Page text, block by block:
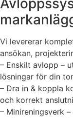
Vi levererar
ansökan,
– Enskilt avlopp –
lösningar för din
– Dra in & koppla
och korrekt
– Minireningsverk